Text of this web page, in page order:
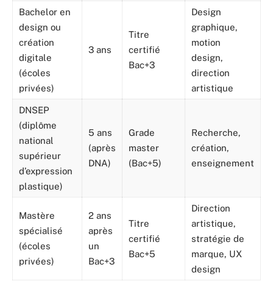
Bachelor en
design ou
création
digitale
(écoles
privées)
3 ans
Titre
certifié
Bac+3
Design
graphique,
motion
design,
direction
artistique
DNSEP
(diplôme
national
supérieur
d’expression
plastique)
5 ans
(après
DNA)
Grade
master
(Bac+5)
Recherche,
création,
enseignement
Mastère
spécialisé
(écoles
privées)
2 ans
après
un
Bac+3
Titre
certifié
Bac+5
Direction
artistique,
stratégie de
marque, UX
design